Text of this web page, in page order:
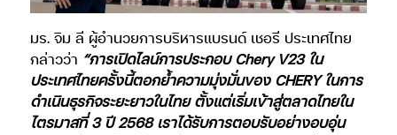
มร. จิม ลี ผู้อำนวยการบริหารแบรนด์ เชอรี ประเทศไทย
กล่าวว่า “การเปิดไลน์การประกอบ Chery V23 ใน
ประเทศไทยครั้งนี้ตอกย้ำความมุ่งมั่นของ CHERY ในการ
ดำเนินธุรกิจระยะยาวในไทย ตั้งแต่เริ่มเข้าสู่ตลาดไทยใน
ไตรมาสที่ 3 ปี 2568 เราได้รับการตอบรับอย่างอบอุ่น